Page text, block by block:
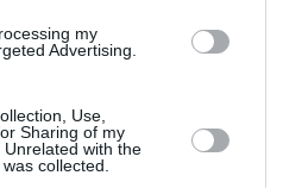
my
Advertising.
Use,
Sharing of my
with the
collected.
μπορείς εύκολα να
σχεδιάσεις πώς θέλεις
και από την άλλη έχει
ειδικό σφουγγαράκι με